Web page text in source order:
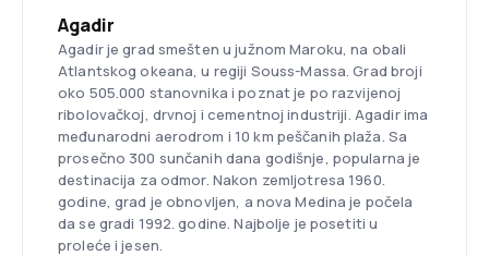
Agadir
Agadir je grad smešten u južnom Maroku, na obali
Atlantskog okeana, u regiji Souss-Massa. Grad broji
oko 505.000 stanovnika i poznat je po razvijenoj
ribolovačkoj, drvnoj i cementnoj industriji. Agadir ima
međunarodni aerodrom i 10 km peščanih plaža. Sa
prosečno 300 sunčanih dana godišnje, popularna je
destinacija za odmor. Nakon zemljotresa 1960.
godine, grad je obnovljen, a nova Medina je počela
da se gradi 1992. godine. Najbolje je posetiti u
proleće i jesen.